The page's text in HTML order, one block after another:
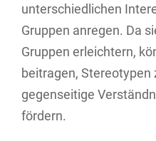
unterschiedlichen
Gruppen anregen. Da
Gruppen erleichtern,
beitragen,
gegenseitige
fördern.